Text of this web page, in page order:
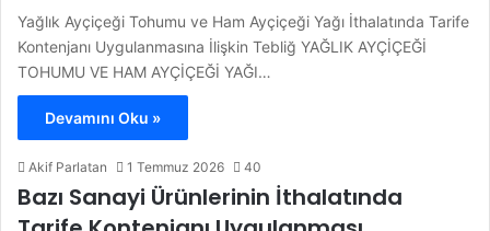
Yağlık Ayçiçeği Tohumu ve Ham Ayçiçeği Yağı İthalatında Tarife
Kontenjanı Uygulanmasına İlişkin Tebliğ YAĞLIK AYÇİÇEĞİ
TOHUMU VE HAM AYÇİÇEĞİ YAĞI…
Devamını Oku »
Akif Parlatan 1 Temmuz 2026 40
Bazı Sanayi Ürünlerinin İthalatında